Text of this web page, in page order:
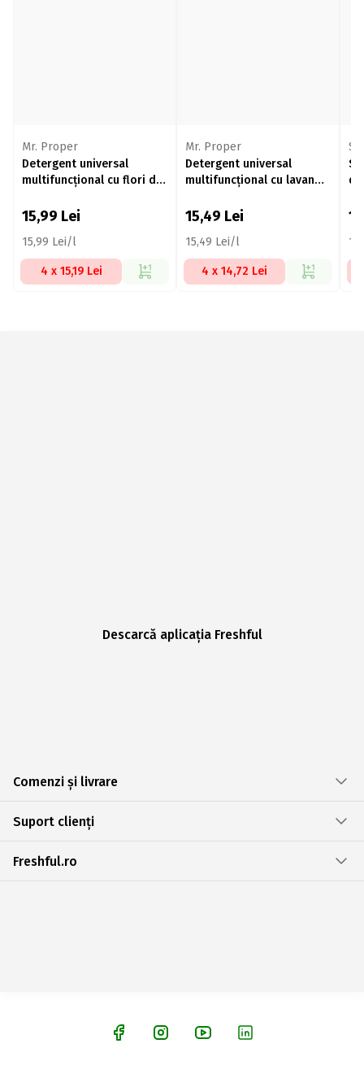
Mr. Proper
Detergent universal
multifuncțional cu flori de
15,99 Lei
15,99 Lei/l
4 x 15,19 Lei
Mr. Proper
Detergent universal
multifuncțional cu lavandă
15,49 Lei
15,49 Lei/l
4 x 14,72 Lei
Descarcă aplicația Freshful
Comenzi și livrare
Suport clienți
Freshful.ro